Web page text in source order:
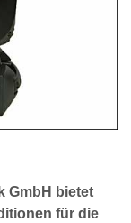
GmbH bietet
für die